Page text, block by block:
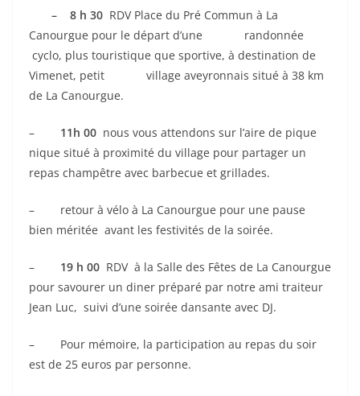
– 8 h 30 RDV Place du Pré Commun à La
Canourgue pour le départ d’une randonnée
cyclo, plus touristique que sportive, à destination de
Vimenet, petit village aveyronnais situé à 38 km
de La Canourgue.
– 11h 00 nous vous attendons sur l’aire de pique
nique situé à proximité du village pour partager un
repas champêtre avec barbecue et grillades.
– retour à vélo à La Canourgue pour une pause
bien méritée avant les festivités de la soirée.
– 19 h 00 RDV à la Salle des Fêtes de La Canourgue
pour savourer un diner préparé par notre ami traiteur
Jean Luc, suivi d’une soirée dansante avec DJ.
– Pour mémoire, la participation au repas du soir
est de 25 euros par personne.